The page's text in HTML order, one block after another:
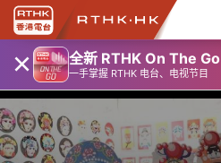
× 全新 RTHK On The Go
一手掌握 RTHK 电台、电视节目